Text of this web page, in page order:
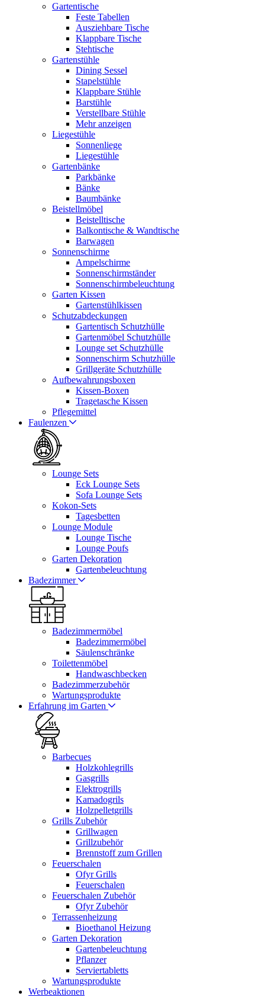
Gartentische
Feste Tabellen
Ausziehbare Tische
Klappbare Tische
Stehtische
Gartenstühle
Dining Sessel
Stapelstühle
Klappbare Stühle
Barstühle
Verstellbare Stühle
Mehr anzeigen
Liegestühle
Sonnenliege
Liegestühle
Gartenbänke
Parkbänke
Bänke
Baumbänke
Beistellmöbel
Beistelltische
Balkontische & Wandtische
Barwagen
Sonnenschirme
Ampelschirme
Sonnenschirmständer
Sonnenschirmbeleuchtung
Garten Kissen
Gartenstühlkissen
Schutzabdeckungen
Gartentisch Schutzhülle
Gartenmöbel Schutzhülle
Lounge set Schutzhülle
Sonnenschirm Schutzhülle
Grillgeräte Schutzhülle
Aufbewahrungsboxen
Kissen-Boxen
Tragetasche Kissen
Pflegemittel
Faulenzen
Lounge Sets
Eck Lounge Sets
Sofa Lounge Sets
Kokon-Sets
Tagesbetten
Lounge Module
Lounge Tische
Lounge Poufs
Garten Dekoration
Gartenbeleuchtung
Badezimmer
Badezimmermöbel
Badezimmermöbel
Säulenschränke
Toilettenmöbel
Handwaschbecken
Badezimmerzubehör
Wartungsprodukte
Erfahrung im Garten
Barbecues
Holzkohlegrills
Gasgrills
Elektrogrills
Kamadogrils
Holzpelletgrills
Grills Zubehör
Grillwagen
Grillzubehör
Brennstoff zum Grillen
Feuerschalen
Ofyr Grills
Feuerschalen
Feuerschalen Zubehör
Ofyr Zubehör
Terrassenheizung
Bioethanol Heizung
Garten Dekoration
Gartenbeleuchtung
Pflanzer
Serviertabletts
Wartungsprodukte
Werbeaktionen